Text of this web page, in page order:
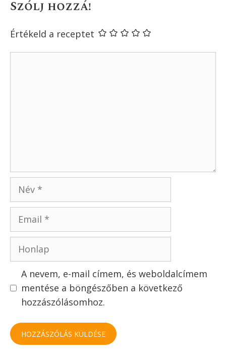
Szólj hozzá!
Értékeld a receptet
Név
Email
Honlap
A nevem, e-mail címem, és weboldalcímem
mentése a böngészőben a következő
hozzászólásomhoz.